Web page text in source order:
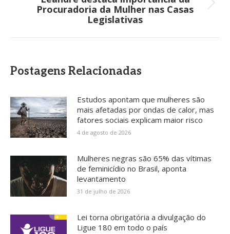
Próximo
post:
Procuradoria da Mulher nas Casas
Legislativas
Postagens Relacionadas
Estudos apontam que mulheres são
mais afetadas por ondas de calor, mas
fatores sociais explicam maior risco
4 de agosto de 2026
Mulheres negras são 65% das vítimas
de feminicídio no Brasil, aponta
levantamento
31 de julho de 2026
Lei torna obrigatória a divulgação do
Ligue 180 em todo o país